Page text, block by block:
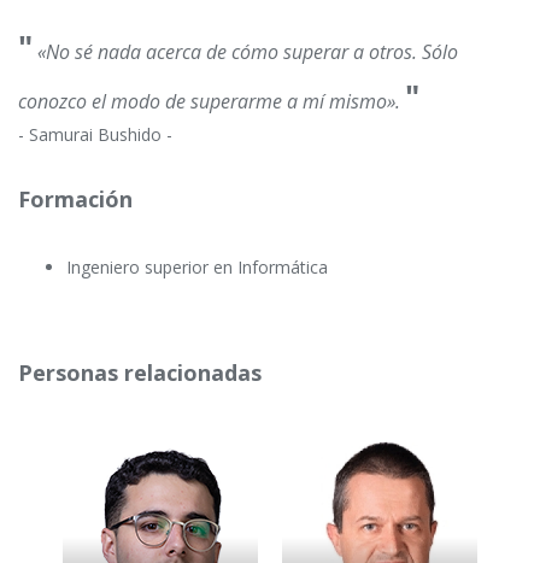
" «No sé nada acerca de cómo superar a otros. Sólo
conozco el modo de superarme a mí mismo». "
- Samurai Bushido -
Formación
Ingeniero superior en Informática
Personas relacionadas